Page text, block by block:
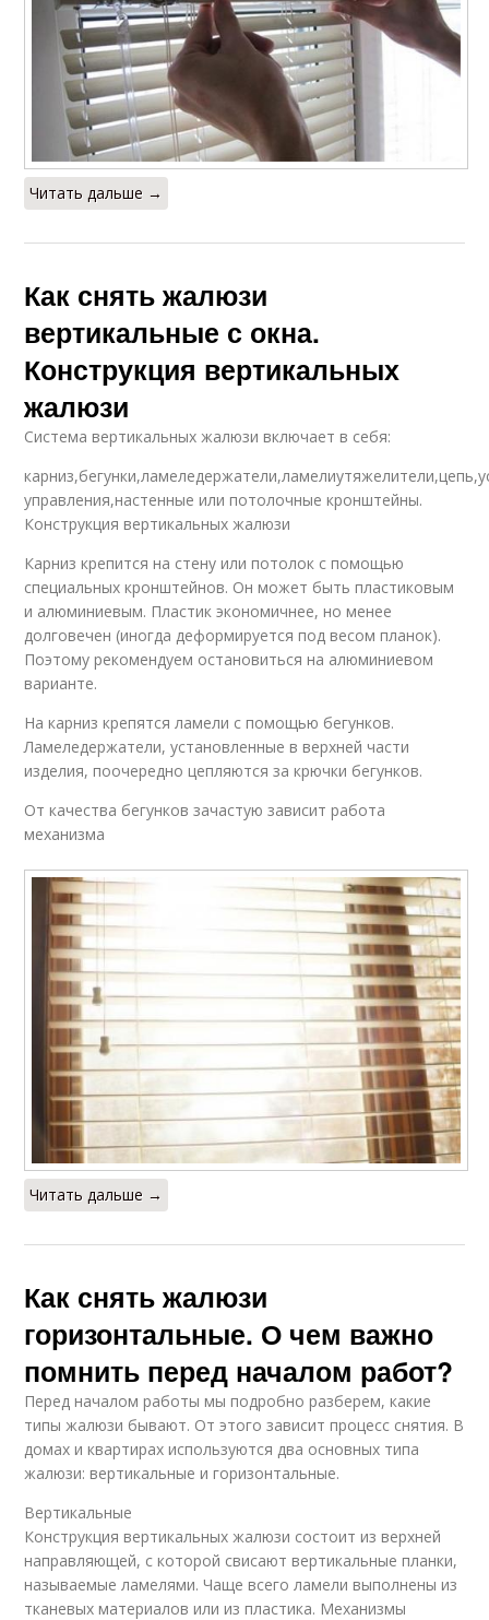
Читать дальше →
Как снять жалюзи
вертикальные с окна.
Конструкция вертикальных
жалюзи
Система вертикальных жалюзи включает в себя:
управления,настенные или потолочные кронштейны.
Конструкция вертикальных жалюзи
Карниз крепится на стену или потолок с помощью
специальных кронштейнов. Он может быть пластиковым
и алюминиевым. Пластик экономичнее, но менее
долговечен (иногда деформируется под весом планок).
Поэтому рекомендуем остановиться на алюминиевом
варианте.
На карниз крепятся ламели с помощью бегунков.
Ламеледержатели, установленные в верхней части
изделия, поочередно цепляются за крючки бегунков.
От качества бегунков зачастую зависит работа
механизма
Читать дальше →
Как снять жалюзи
горизонтальные. О чем важно
помнить перед началом работ?
Перед началом работы мы подробно разберем, какие
типы жалюзи бывают. От этого зависит процесс снятия. В
домах и квартирах используются два основных типа
жалюзи: вертикальные и горизонтальные.
Вертикальные
Конструкция вертикальных жалюзи состоит из верхней
направляющей, с которой свисают вертикальные планки,
называемые ламелями. Чаще всего ламели выполнены из
тканевых материалов или из пластика. Механизмы